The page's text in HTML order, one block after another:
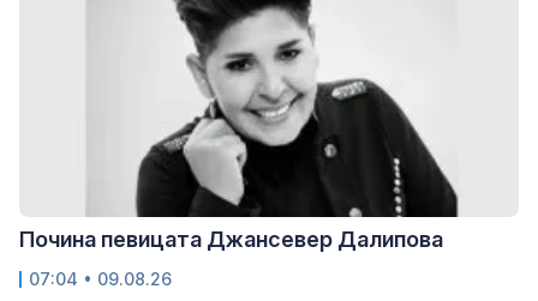
Почина певицата Джансевер Далипова
07:04 • 09.08.26